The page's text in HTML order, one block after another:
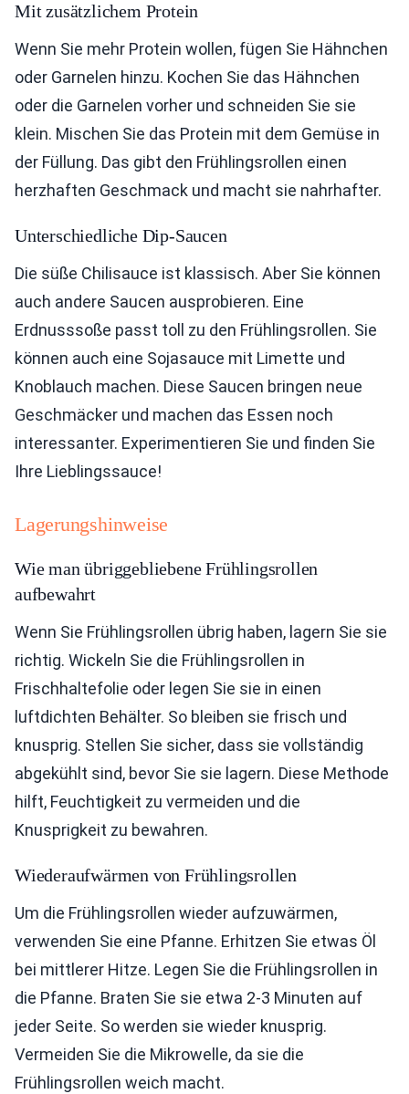
Mit zusätzlichem Protein
Wenn Sie mehr Protein wollen, fügen Sie Hähnchen
oder Garnelen hinzu. Kochen Sie das Hähnchen
oder die Garnelen vorher und schneiden Sie sie
klein. Mischen Sie das Protein mit dem Gemüse in
der Füllung. Das gibt den Frühlingsrollen einen
herzhaften Geschmack und macht sie nahrhafter.
Unterschiedliche Dip-Saucen
Die süße Chilisauce ist klassisch. Aber Sie können
auch andere Saucen ausprobieren. Eine
Erdnusssoße passt toll zu den Frühlingsrollen. Sie
können auch eine Sojasauce mit Limette und
Knoblauch machen. Diese Saucen bringen neue
Geschmäcker und machen das Essen noch
interessanter. Experimentieren Sie und finden Sie
Ihre Lieblingssauce!
Lagerungshinweise
Wie man übriggebliebene Frühlingsrollen
aufbewahrt
Wenn Sie Frühlingsrollen übrig haben, lagern Sie sie
richtig. Wickeln Sie die Frühlingsrollen in
Frischhaltefolie oder legen Sie sie in einen
luftdichten Behälter. So bleiben sie frisch und
knusprig. Stellen Sie sicher, dass sie vollständig
abgekühlt sind, bevor Sie sie lagern. Diese Methode
hilft, Feuchtigkeit zu vermeiden und die
Knusprigkeit zu bewahren.
Wiederaufwärmen von Frühlingsrollen
Um die Frühlingsrollen wieder aufzuwärmen,
verwenden Sie eine Pfanne. Erhitzen Sie etwas Öl
bei mittlerer Hitze. Legen Sie die Frühlingsrollen in
die Pfanne. Braten Sie sie etwa 2-3 Minuten auf
jeder Seite. So werden sie wieder knusprig.
Vermeiden Sie die Mikrowelle, da sie die
Frühlingsrollen weich macht.